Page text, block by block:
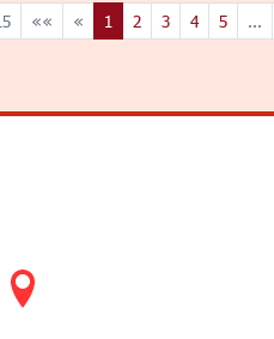
«« « 1 2 3 4 5 ...